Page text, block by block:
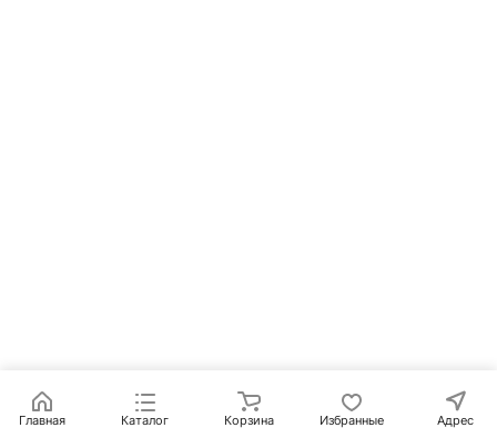
Главная Каталог Корзина Избранные Адрес